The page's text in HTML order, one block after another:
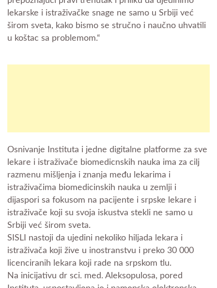
lekarske i istraživačke snage ne samo u Srbiji već
širom sveta, kako bismo se stručno i naučno uhvatili
u koštac sa problemom.“
Osnivanje Instituta i jedne digitalne platforme za sve
lekare i istraživače biomedicnskih nauka ima za cilj
razmenu mišljenja i znanja među lekarima i
istraživačima biomedicinskih nauka u zemlji i
dijaspori sa fokusom na pacijente i srpske lekare i
istraživače koji su svoja iskustva stekli ne samo u
Srbiji već širom sveta.
SISLI nastoji da ujedini nekoliko hiljada lekara i
istraživača koji žive u inostranstvu i preko 30 000
licenciranih lekara koji rade na srpskom tlu.
Na inicijativu dr sci. med. Aleksopulosa, pored